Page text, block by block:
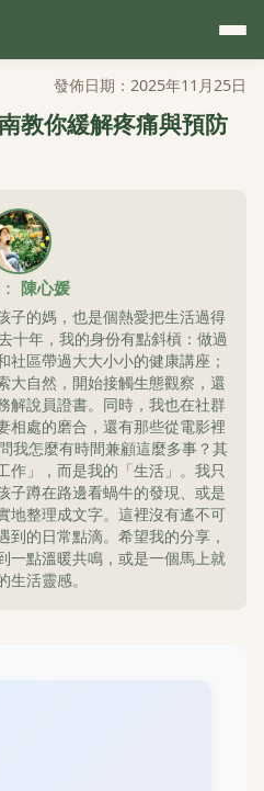
發佈日期：2025年11月25日
教你緩解疼痛與預防
陳心媛
子的媽，也是個熱愛把生活過得
十年，我的身份有點斜槓：做過
社區帶過大大小小的健康講座；
大自然，開始接觸生態觀察，還
解說員證書。同時，我也在社群
相處的磨合，還有那些從電影裡
我怎麼有時間兼顧這麼多事？其
作」，而是我的「生活」。我只
子蹲在路邊看蝸牛的發現、或是
地整理成文字。這裡沒有遙不可
到的日常點滴。希望我的分享，
一點溫暖共鳴，或是一個馬上就
生活靈感。